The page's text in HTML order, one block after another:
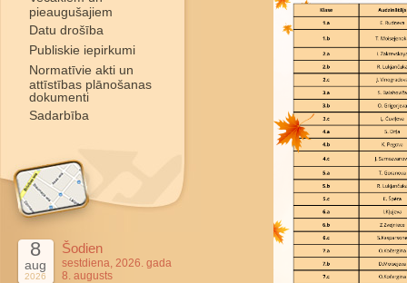
pieaugušajiem
Datu drošība
Publiskie iepirkumi
Normatīvie akti un
attīstības plānošanas
dokumenti
Sadarbība
8
aug
2026
Šodien
sestdiena, 2026. gada
8. augusts